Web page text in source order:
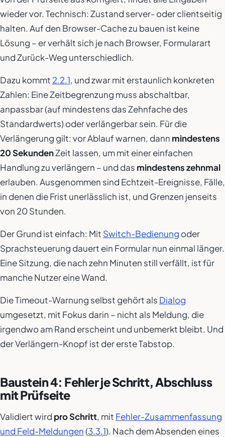
wieder vor. Technisch: Zustand server- oder clientseitig
halten. Auf den Browser-Cache zu bauen ist keine
Lösung – er verhält sich je nach Browser, Formularart
und Zurück-Weg unterschiedlich.
Dazu kommt 2.2.1, und zwar mit erstaunlich konkreten
Zahlen: Eine Zeitbegrenzung muss abschaltbar,
anpassbar (auf mindestens das Zehnfache des
Standardwerts) oder verlängerbar sein. Für die
Verlängerung gilt: vor Ablauf warnen, dann mindestens
20 SekundenZeit lassen, um mit einer einfachen
Handlung zu verlängern – und das mindestens zehnmal
erlauben. Ausgenommen sind Echtzeit-Ereignisse, Fälle,
in denen die Frist unerlässlich ist, und Grenzen jenseits
von 20 Stunden.
Der Grund ist einfach: Mit Switch-Bedienung oder
Sprachsteuerung dauert ein Formular nun einmal länger.
Eine Sitzung, die nach zehn Minuten still verfällt, ist für
manche Nutzer eine Wand.
Die Timeout-Warnung selbst gehört als Dialog
umgesetzt, mit Fokus darin – nicht als Meldung, die
irgendwo am Rand erscheint und unbemerkt bleibt. Und
der Verlängern-Knopf ist der erste Tabstop.
Baustein 4: Fehler je Schritt, Abschluss
mit Prüfseite
Validiert wird pro Schritt, mit Fehler-Zusammenfassung
und Feld-Meldungen(3.3.1). Nach dem Absenden eines